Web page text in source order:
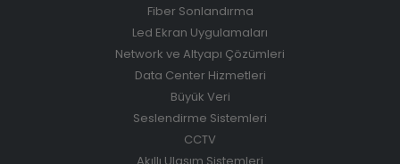
Fiber Sonlandırma
Led Ekran Uygulamaları
Network ve Altyapı Çözümleri
Data Center Hizmetleri
Büyük Veri
Seslendirme Sistemleri
CCTV
Akıllı Ulaşım Sistemleri